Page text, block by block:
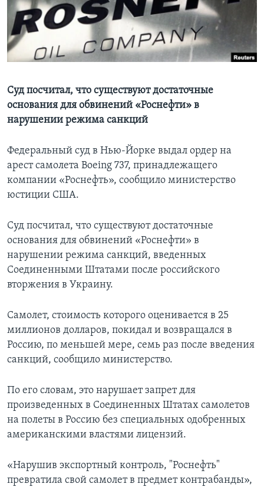
Learning English
СОЦИАЛЬНЫЕ СЕТИ
Языки
Суд посчитал, что существуют достаточные
основания для обвинений «Роснефти» в
нарушении режима санкций
Федеральный суд в Нью-Йорке выдал ордер на
арест самолета Boeing 737, принадлежащего
компании «Роснефть», сообщило министерство
юстиции США.
Суд посчитал, что существуют достаточные
основания для обвинений «Роснефти» в
нарушении режима санкций, введенных
Соединенными Штатами после российского
вторжения в Украину.
Самолет, стоимость которого оценивается в 25
миллионов долларов, покидал и возвращался в
Россию, по меньшей мере, семь раз после введения
санкций, сообщило министерство.
По его словам, это нарушает запрет для
произведенных в Соединенных Штатах самолетов
на полеты в Россию без специальных одобренных
американскими властями лицензий.
«Нарушив экспортный контроль, "Роснефть"
превратила свой самолет в предмет контрабанды»,